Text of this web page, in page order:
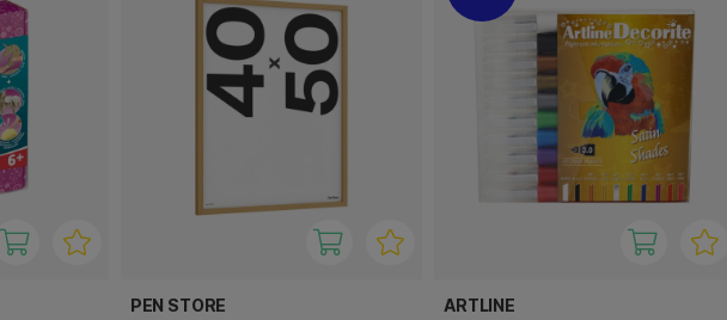
PEN STORE ARTLINE